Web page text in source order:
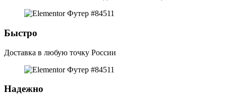
Быстро
Доставка в любую точку России
Надежно